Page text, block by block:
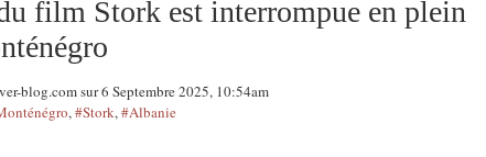
film Stork est interrompue en plein
blog.com sur 6 Septembre 2025, 10:54am
,#Stork,#Albanie